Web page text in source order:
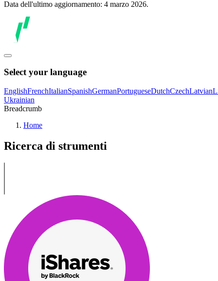
Data dell'ultimo aggiornamento: 4 marzo 2026.
Select your language
EnglishFrenchItalianSpanishGermanPortugueseDutchCzechLatvian
Ukrainian
Breadcrumb
Home
Ricerca di strumenti